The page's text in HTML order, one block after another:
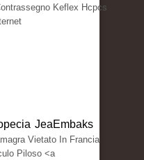
Keflex Hcpcs
JeaEmbaks
Vietato In Francia
Piloso <a